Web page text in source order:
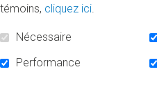
Partenaires pour la santé
Les recherches ont
l’alimentation sont
par cancer chaque année. «
témoins, cliquez ici.
Nécessaire
Performance